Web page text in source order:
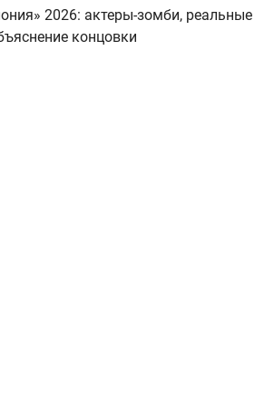
2026: актеры-зомби, реальные
концовки